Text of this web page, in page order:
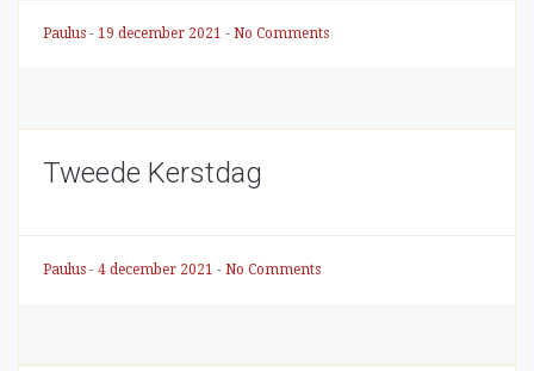
Paulus - 19 december 2021 - No Comments
Tweede Kerstdag
Paulus - 4 december 2021 - No Comments